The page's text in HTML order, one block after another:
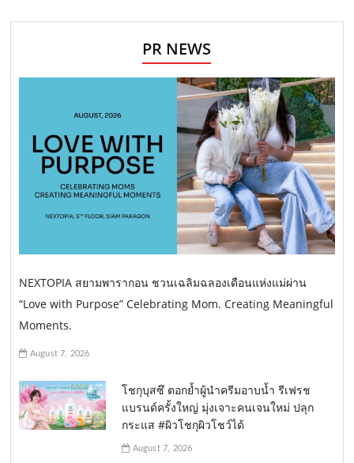
PR NEWS
NEXTOPIA สยามพารากอน ชวนเฉลิมฉลองเดือนแห่งแม่ผ่าน
“Love with Purpose” Celebrating Mom. Creating Meaningful
Moments.
August 7, 2026
โชกุบุสซึ ตอกย้ำผู้นำครีมอาบน้ำ รีเฟรช
แบรนด์ครั้งใหญ่ มุ่งเจาะคนเจนใหม่ ปลุก
กระแส #ผิวโชกุผิวโชว์ได้
August 7, 2026